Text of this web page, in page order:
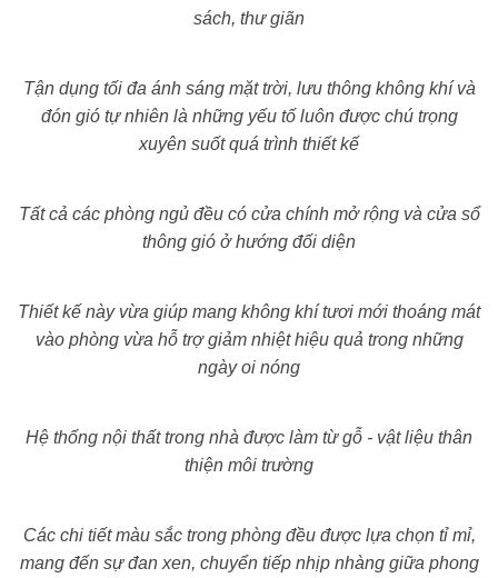
sách, thư giãn
Tận dụng tối đa ánh sáng mặt trời, lưu thông không khí và
đón gió tự nhiên là những yếu tố luôn được chú trọng
xuyên suốt quá trình thiết kế
Tất cả các phòng ngủ đều có cửa chính mở rộng và cửa sổ
thông gió ở hướng đối diện
Thiết kế này vừa giúp mang không khí tươi mới thoáng mát
vào phòng vừa hỗ trợ giảm nhiệt hiệu quả trong những
ngày oi nóng
Hệ thống nội thất trong nhà được làm từ gỗ - vật liệu thân
thiện môi trường
Các chi tiết màu sắc trong phòng đều được lựa chọn tỉ mỉ,
mang đến sự đan xen, chuyển tiếp nhịp nhàng giữa phong